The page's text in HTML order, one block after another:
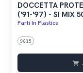
DOCCETTA
('91-'97) - SI MIX
Parti In Plastica
9615